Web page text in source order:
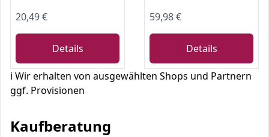
20,49 €
Details
59,98 €
Details
ℹ️ Wir erhalten von ausgewählten Shops und Partnern
ggf. Provisionen
Kaufberatung